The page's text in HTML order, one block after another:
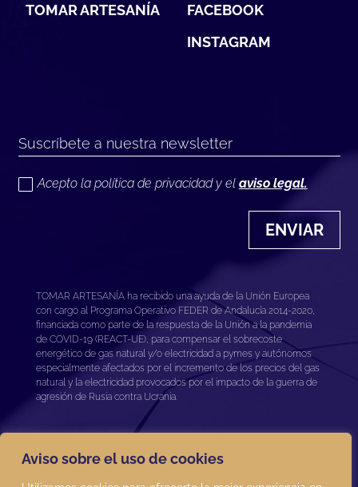
Aviso sobre el uso de cookies
TOMAR ARTESANÍA
FACEBOOK
INSTAGRAM
Acepto la política de privacidad y el aviso legal.
ENVIAR
TOMAR ARTESANÍA ha recibido una ayuda de la Unión Europea
con cargo al Programa Operativo FEDER de Andalucía 2014-2020,
financiada como parte de la respuesta de la Unión a la pandemia
de COVID-19 (REACT-UE), para compensar el sobrecoste
energético de gas natural y/o electricidad a pymes y autónomos
especialmente afectados por el incremento de los precios del gas
natural y la electricidad provocados por el impacto de la guerra de
agresión de Rusia contra Ucrania.